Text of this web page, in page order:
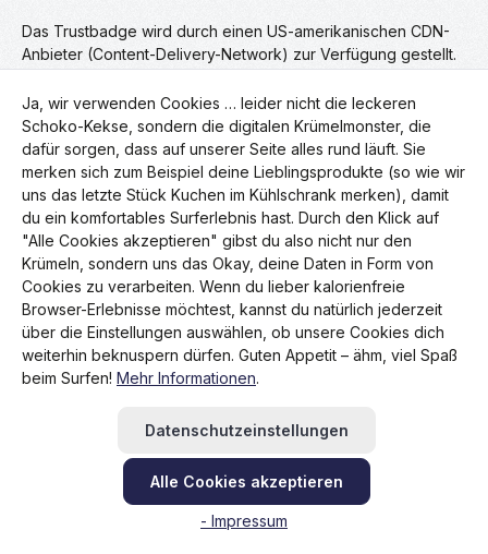
Das Trustbadge wird durch einen US-amerikanischen CDN-
Anbieter (Content-Delivery-Network) zur Verfügung gestellt.
Standarddatenschutzklauseln und weitere vertragliche
Maßnahmen sichergestellt.
Bei Aufruf des Trustbadges speichert der Webserver
automatisch ein sogenanntes Server-Logfile, das auch Ihre
IP-Adresse, Datum und Uhrzeit des Abrufs, übertragene
Datenmenge und den anfragenden Provider (Zugriffsdaten)
enthält und den Abruf dokumentiert. Die IP-Adresse wird
unmittelbar nach der Erhebung anonymisiert, sodass die
gespeicherten Daten Ihrer Person nicht zugeordnet werden
können. Die anonymisierten Daten werden insbesondere für
statistische Zwecke und zur Fehleranalyse genutzt.
8.2 Datenverarbeitung nach Bestellabschluss
Sofern Sie Ihre Einwilligung erteilt haben, greift das
Trustbadge nach Bestellabschluss auf in Ihrer Endeinrichtung
gespeicherte Bestellinformationen (Bestellsumme,
Ja, wir verwenden Cookies … leider nicht die leckeren
Schoko-Kekse, sondern die digitalen Krümelmonster, die
dafür sorgen, dass auf unserer Seite alles rund läuft. Sie
merken sich zum Beispiel deine Lieblingsprodukte (so wie wir
uns das letzte Stück Kuchen im Kühlschrank merken), damit
du ein komfortables Surferlebnis hast. Durch den Klick auf
"Alle Cookies akzeptieren" gibst du also nicht nur den
Krümeln, sondern uns das Okay, deine Daten in Form von
Cookies zu verarbeiten. Wenn du lieber kalorienfreie
Browser-Erlebnisse möchtest, kannst du natürlich jederzeit
über die Einstellungen auswählen, ob unsere Cookies dich
weiterhin beknuspern dürfen. Guten Appetit – ähm, viel Spaß
beim Surfen! Mehr Informationen.
Datenschutzeinstellungen
Alle Cookies akzeptieren
- Impressum